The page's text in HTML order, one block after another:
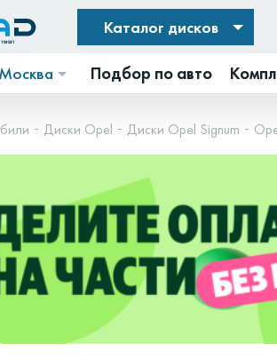
Каталог дисков
Москва Подбор по авто
Диски Opel Диски Opel Signum